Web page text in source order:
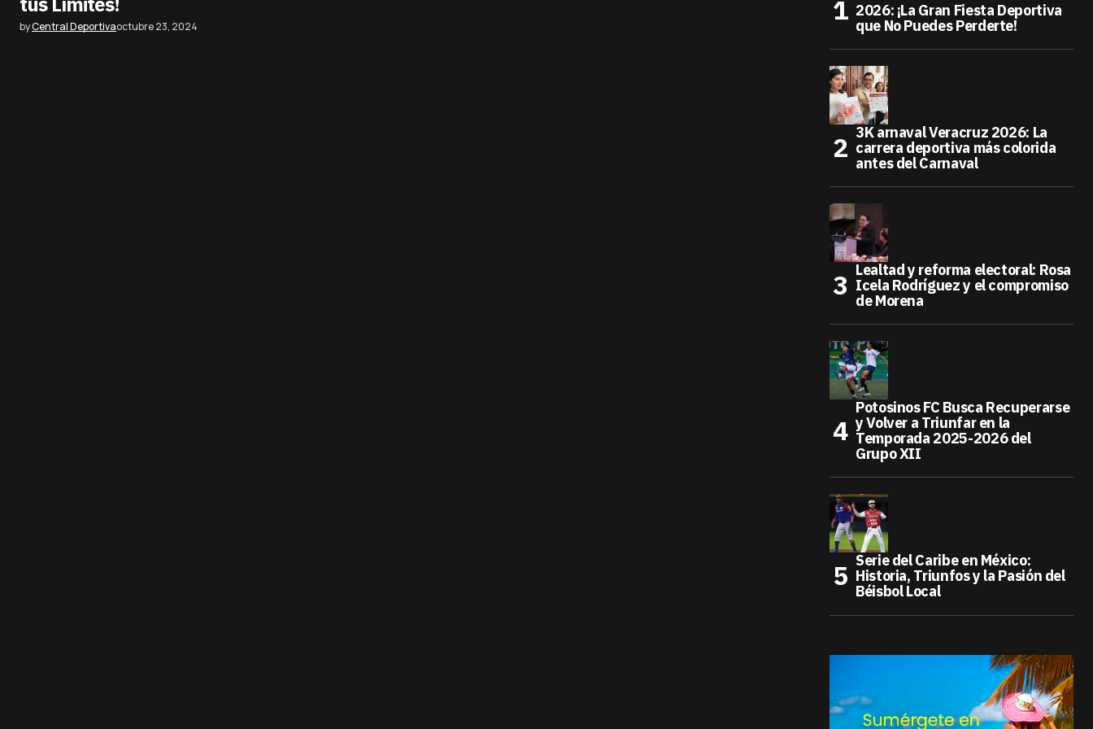
byCentral Deportivaoctubre 23, 2024
2026: ¡La Gran Fiesta Deportiva
que No Puedes Perderte!
3K arnaval Veracruz 2026: La
carrera deportiva más colorida
antes del Carnaval
Lealtad y reforma electoral: Rosa
Icela Rodríguez y el compromiso
de Morena
Potosinos FC Busca Recuperarse
y Volver a Triunfar en la
Temporada 2025-2026 del
Grupo XII
Serie del Caribe en México:
Historia, Triunfos y la Pasión del
Béisbol Local